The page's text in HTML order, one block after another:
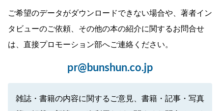
ご希望のデータがダウンロードできない場合や、著者イン
タビューのご依頼、その他の本の紹介に関するお問合せ
は、直接プロモーション部へご連絡ください。
pr@bunshun.co.jp
雑誌・書籍の内容に関するご意見、書籍・記事・写真